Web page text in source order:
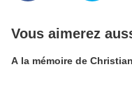
Vous aimerez
A la mémoire de